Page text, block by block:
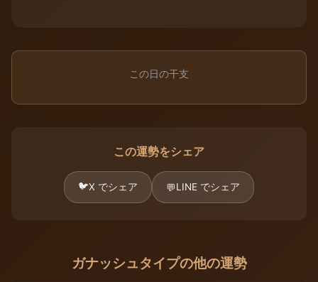
この日の干支
この運勢をシェア
🐦X でシェア 💬LINE でシェア
ガナッシュタイプの他の運勢